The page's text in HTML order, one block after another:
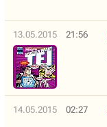
13.05.2015 21:56
14.05.2015 02:27